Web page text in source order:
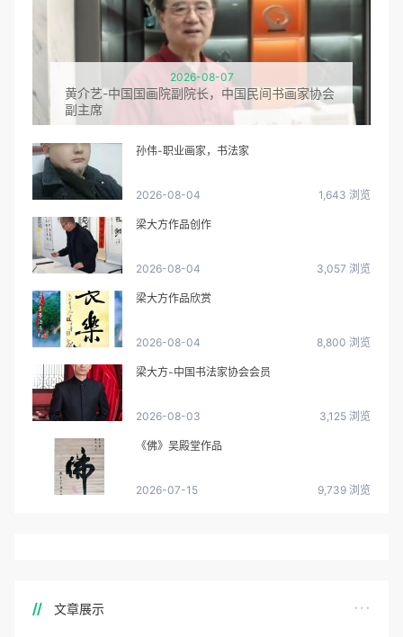
2026-08-07
黄介艺-中国国画院副院长，中国民间书画家协会
副主席
孙伟-职业画家，书法家
2026-08-04 1,643 浏览
梁大方作品创作
2026-08-04 3,057 浏览
梁大方作品欣赏
2026-08-04 8,800 浏览
梁大方-中国书法家协会会员
2026-08-03 3,125 浏览
《佛》吴殿堂作品
2026-07-15 9,739 浏览
文章展示